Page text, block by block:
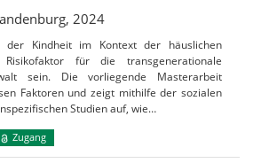
2024
der Kindheit im Kontext der häuslichen
für die transgenerationale
sein. Die vorliegende Masterarbeit
Faktoren und zeigt mithilfe der sozialen
Studien auf, wie…
Zugang